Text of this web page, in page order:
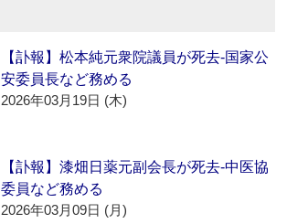
【訃報】松本純元衆院議員が死去‐国家公
安委員長など務める
2026年03月19日 (木)
【訃報】漆畑日薬元副会長が死去‐中医協
委員など務める
2026年03月09日 (月)